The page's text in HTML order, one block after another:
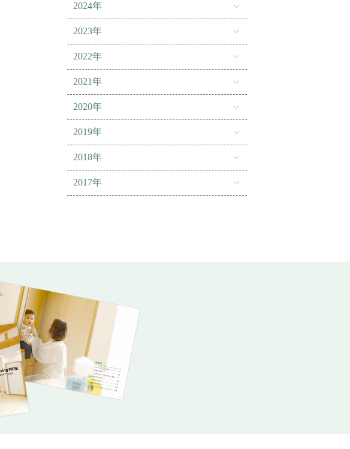
2024年
2023年
2022年
2021年
2020年
2019年
2018年
2017年